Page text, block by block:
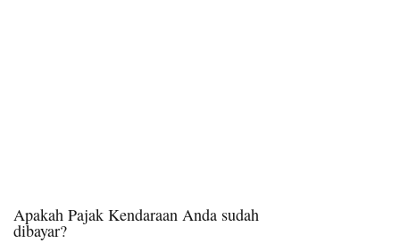
Apakah Pajak Kendaraan Anda sudah
dibayar?